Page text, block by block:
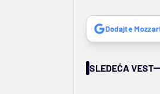
Dodajte
SLEDEĆA VEST